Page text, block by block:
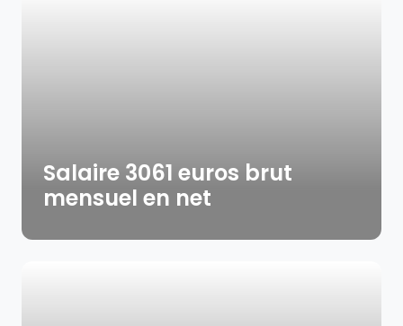
Salaire 3061 euros brut
mensuel en net